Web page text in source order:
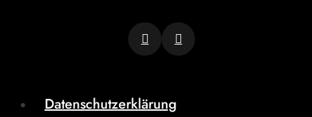
Datenschutzerklärung